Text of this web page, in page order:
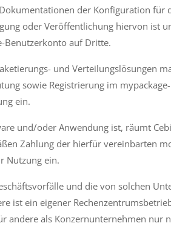
der Konfiguration für
oder Veröffentlichung hiervon ist
Benutzerkonto auf Dritte.
und Verteilungslösungen
sowie Registrierung im
ein.
und/oder Anwendung ist, räumt
Zahlung der hierfür vereinbarten
Nutzung ein.
und die von solchen
ist ein eigener
andere als Konzernunternehmen